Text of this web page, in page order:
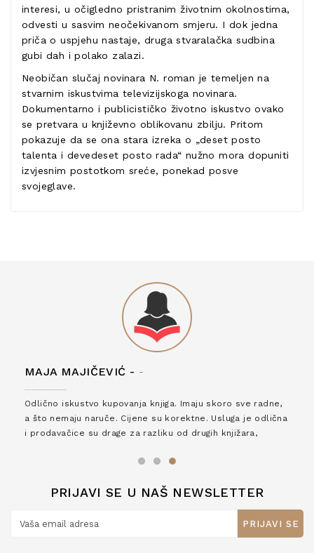
interesi, u očigledno pristranim životnim okolnostima,
odvesti u sasvim neočekivanom smjeru. I dok jedna
priča o uspjehu nastaje, druga stvaralačka sudbina
gubi dah i polako zalazi.
Neobičan slučaj novinara N. roman je temeljen na
stvarnim iskustvima televizijskoga novinara.
Dokumentarno i publicističko životno iskustvo ovako
se pretvara u književno oblikovanu zbilju. Pritom
pokazuje da se ona stara izreka o „deset posto
talenta i devedeset posto rada“ nužno mora dopuniti
izvjesnim postotkom sreće, ponekad posve
svojeglave.
MAJA MAJIČEVIĆ - -
Odlično iskustvo kupovanja knjiga. Imaju skoro sve radne,
a što nemaju naruče. Cijene su korektne. Usluga je odlična
i prodavačice su drage za razliku od drugih knjižara,
PRIJAVI SE U NAŠ NEWSLETTER
PRIJAVI SE